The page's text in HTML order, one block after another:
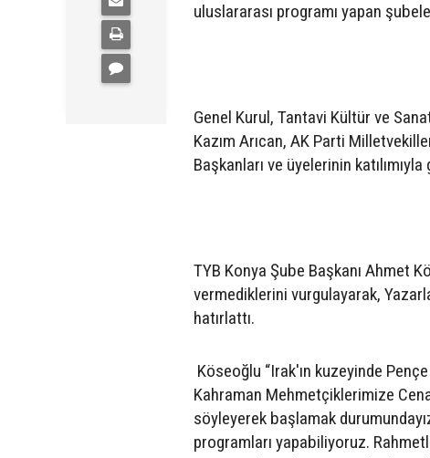
uluslararası programı yapan
Genel Kurul, Tantavi Kültür ve
Kazım Arıcan, AK Parti
Başkanları ve üyelerinin
TYB Konya Şube Başkanı Ahmet
vermediklerini vurgulayarak,
hatırlattı.
Köseoğlu “Irak'ın kuzeyinde
Kahraman Mehmetçiklerimize
söyleyerek başlamak
programları yapabiliyoruz.